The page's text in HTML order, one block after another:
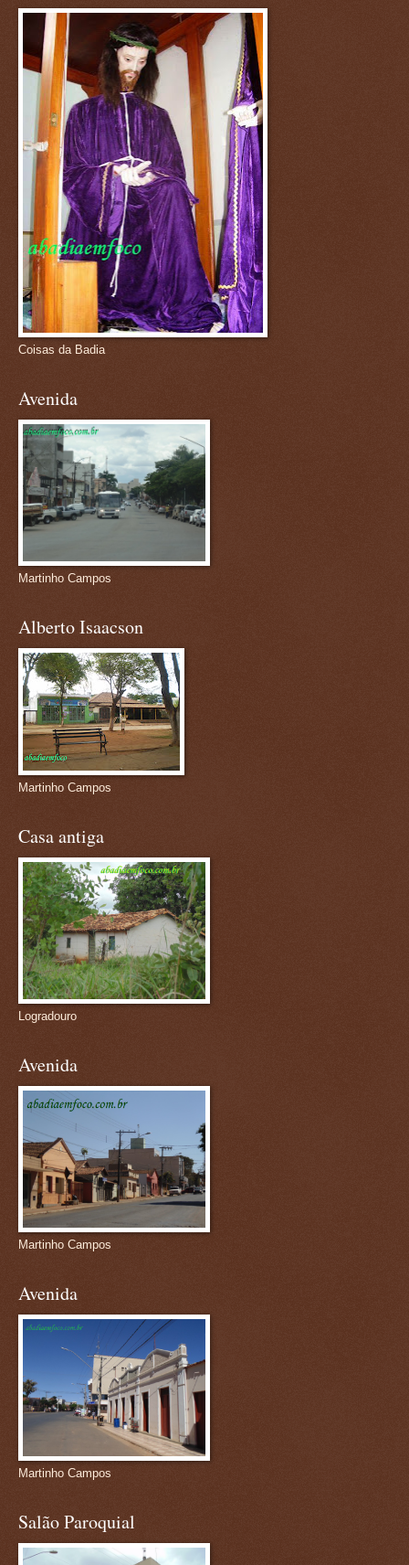
Coisas da Badia
Avenida
Martinho Campos
Alberto Isaacson
Martinho Campos
Casa antiga
Logradouro
Avenida
Martinho Campos
Avenida
Martinho Campos
Salão Paroquial